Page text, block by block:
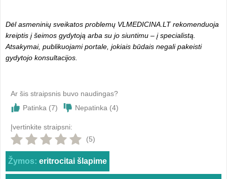
Dėl asmeninių sveikatos problemų VLMEDICINA.LT rekomenduoja
kreiptis į šeimos gydytoją arba su jo siuntimu – į specialistą.
Atsakymai, publikuojami portale, jokiais būdais negali pakeisti
gydytojo konsultacijos.
Ar šis straipsnis buvo naudingas?
Patinka (7) Nepatinka (4)
Įvertinkite straipsni:
(5)
Žymos: eritrocitai šlapime